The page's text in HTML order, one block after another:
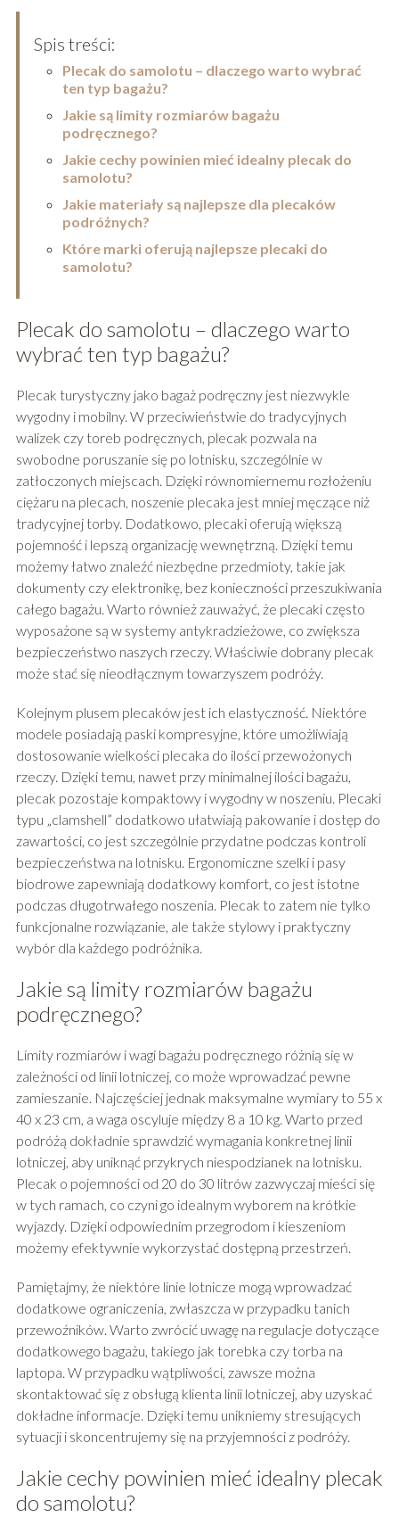
Spis treści:
Plecak do samolotu – dlaczego warto wybrać
ten typ bagażu?
Jakie są limity rozmiarów bagażu
podręcznego?
Jakie cechy powinien mieć idealny plecak do
samolotu?
Jakie materiały są najlepsze dla plecaków
podróżnych?
Które marki oferują najlepsze plecaki do
samolotu?
Plecak do samolotu – dlaczego warto
wybrać ten typ bagażu?
Plecak turystyczny jako bagaż podręczny jest niezwykle
wygodny i mobilny. W przeciwieństwie do tradycyjnych
walizek czy toreb podręcznych, plecak pozwala na
swobodne poruszanie się po lotnisku, szczególnie w
zatłoczonych miejscach. Dzięki równomiernemu rozłożeniu
ciężaru na plecach, noszenie plecaka jest mniej męczące niż
tradycyjnej torby. Dodatkowo, plecaki oferują większą
pojemność i lepszą organizację wewnętrzną. Dzięki temu
możemy łatwo znaleźć niezbędne przedmioty, takie jak
dokumenty czy elektronikę, bez konieczności przeszukiwania
całego bagażu. Warto również zauważyć, że plecaki często
wyposażone są w systemy antykradzieżowe, co zwiększa
bezpieczeństwo naszych rzeczy. Właściwie dobrany plecak
może stać się nieodłącznym towarzyszem podróży.
Kolejnym plusem plecaków jest ich elastyczność. Niektóre
modele posiadają paski kompresyjne, które umożliwiają
dostosowanie wielkości plecaka do ilości przewożonych
rzeczy. Dzięki temu, nawet przy minimalnej ilości bagażu,
plecak pozostaje kompaktowy i wygodny w noszeniu. Plecaki
typu „clamshell” dodatkowo ułatwiają pakowanie i dostęp do
zawartości, co jest szczególnie przydatne podczas kontroli
bezpieczeństwa na lotnisku. Ergonomiczne szelki i pasy
biodrowe zapewniają dodatkowy komfort, co jest istotne
podczas długotrwałego noszenia. Plecak to zatem nie tylko
funkcjonalne rozwiązanie, ale także stylowy i praktyczny
wybór dla każdego podróżnika.
Jakie są limity rozmiarów bagażu
podręcznego?
Limity rozmiarów i wagi bagażu podręcznego różnią się w
zależności od linii lotniczej, co może wprowadzać pewne
zamieszanie. Najczęściej jednak maksymalne wymiary to 55 x
40 x 23 cm, a waga oscyluje między 8 a 10 kg. Warto przed
podróżą dokładnie sprawdzić wymagania konkretnej linii
lotniczej, aby uniknąć przykrych niespodzianek na lotnisku.
Plecak o pojemności od 20 do 30 litrów zazwyczaj mieści się
w tych ramach, co czyni go idealnym wyborem na krótkie
wyjazdy. Dzięki odpowiednim przegrodom i kieszeniom
możemy efektywnie wykorzystać dostępną przestrzeń.
Pamiętajmy, że niektóre linie lotnicze mogą wprowadzać
dodatkowe ograniczenia, zwłaszcza w przypadku tanich
przewoźników. Warto zwrócić uwagę na regulacje dotyczące
dodatkowego bagażu, takiego jak torebka czy torba na
laptopa. W przypadku wątpliwości, zawsze można
skontaktować się z obsługą klienta linii lotniczej, aby uzyskać
dokładne informacje. Dzięki temu unikniemy stresujących
sytuacji i skoncentrujemy się na przyjemności z podróży.
Jakie cechy powinien mieć idealny plecak
do samolotu?